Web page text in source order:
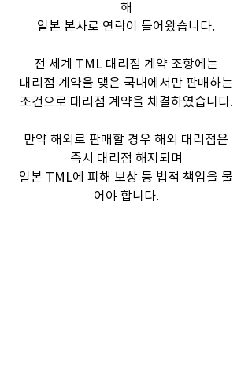
해
일본 본사로 연락이 들어왔습니다.
전 세계 TML 대리점 계약 조항에는
대리점 계약을 맺은 국내에서만 판매하는
조건으로 대리점 계약을 체결하였습니다.
만약 해외로 판매할 경우 해외 대리점은
즉시 대리점 해지되며
일본 TML에 피해 보상 등 법적 책임을 물
어야 합니다.